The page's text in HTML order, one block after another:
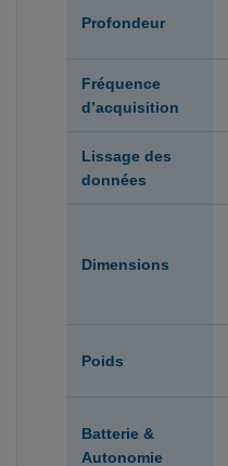
Profondeur
Fréquence
d’acquisition
Lissage des
données
Dimensions
Poids
Batterie &
Autonomie